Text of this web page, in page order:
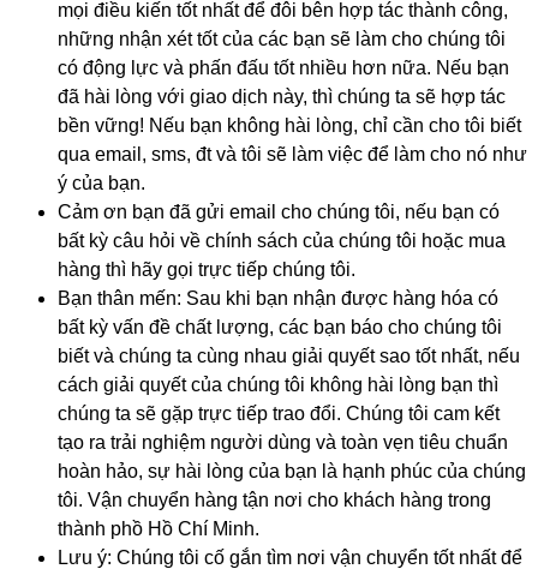
mọi điều kiến tốt nhất để đôi bên hợp tác thành công,
những nhận xét tốt của các bạn sẽ làm cho chúng tôi
có động lực và phấn đấu tốt nhiều hơn nữa. Nếu bạn
đã hài lòng với giao dịch này, thì chúng ta sẽ hợp tác
bền vững! Nếu bạn không hài lòng, chỉ cần cho tôi biết
qua email, sms, đt và tôi sẽ làm việc để làm cho nó như
ý của bạn.
Cảm ơn bạn đã gửi email cho chúng tôi, nếu bạn có
bất kỳ câu hỏi về chính sách của chúng tôi hoặc mua
hàng thì hãy gọi trực tiếp chúng tôi.
Bạn thân mến: Sau khi bạn nhận được hàng hóa có
bất kỳ vấn đề chất lượng, các bạn báo cho chúng tôi
biết và chúng ta cùng nhau giải quyết sao tốt nhất, nếu
cách giải quyết của chúng tôi không hài lòng bạn thì
chúng ta sẽ gặp trực tiếp trao đổi. Chúng tôi cam kết
tạo ra trải nghiệm người dùng và toàn vẹn tiêu chuẩn
hoàn hảo, sự hài lòng của bạn là hạnh phúc của chúng
tôi. Vận chuyển hàng tận nơi cho khách hàng trong
thành phồ Hồ Chí Minh.
Lưu ý: Chúng tôi cố gắn tìm nơi vận chuyển tốt nhất để